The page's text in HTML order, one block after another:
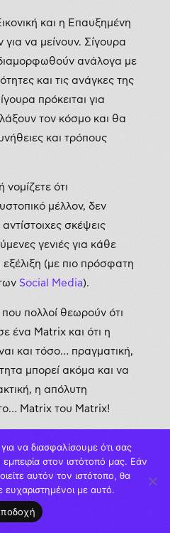
και η Επαυξημένη
να μείνουν. Σίγουρα
ανάλογα με
και τις ανάγκες της
πρόκειται για
τον κόσμο και θα
και τρόπους
ότι
μέλλον, δεν
σκέψεις
γενιές για κάθε
εξέλιξη (με πιο πρόσφατη
Social Media).
πολλοί θεωρούν ότι
ένα Matrix και ότι η
και τόσο… πραγματική,
μπορεί ακόμα και να
η απόλυτη
Matrix του Matrix!
με το VR, το AR, τον 3D
μπορείτε να τα
προώθηση και προβολή
να διασφαλίσουμε ότι σας
στον ιστότοπό μας. Εάν
αυτόν τον ιστότοπο, θα
ευχαριστημένοι με αυτό.